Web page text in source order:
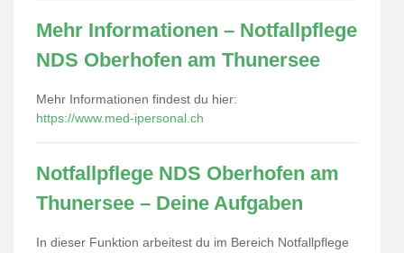
Mehr Informationen – Notfallpflege
NDS Oberhofen am Thunersee
Mehr Informationen findest du hier:
https://www.med-ipersonal.ch
Notfallpflege NDS Oberhofen am
Thunersee – Deine Aufgaben
In dieser Funktion arbeitest du im Bereich Notfallpflege